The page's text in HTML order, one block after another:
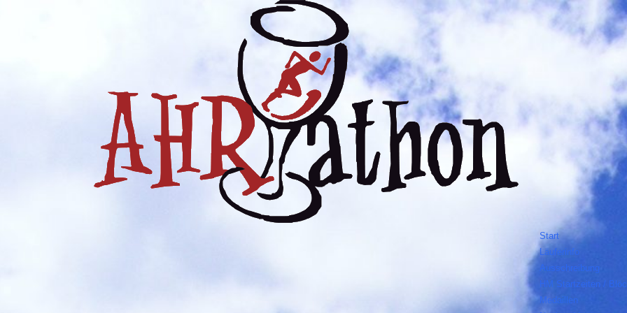
Start
Läuferinfo
Ausschreibung
HM Startzeiten /
Medaillen